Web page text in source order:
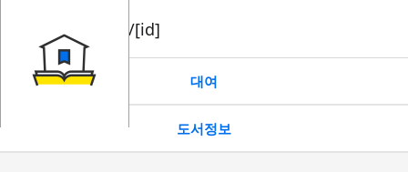
book/rent/[id]
대여
도서정보